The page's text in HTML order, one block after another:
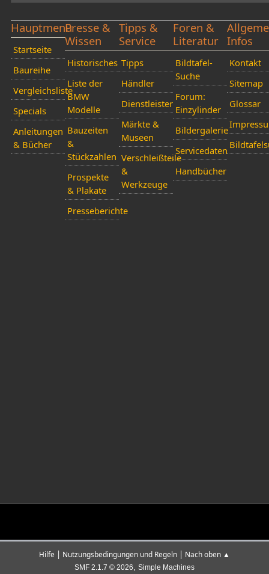
Hauptmenü
Startseite
Baureihe
Vergleichsliste
Specials
Anleitungen
& Bücher
Presse &
Wissen
Historisches
Liste der
BMW
Modelle
Bauzeiten
&
Stückzahlen
Prospekte
& Plakate
Presseberichte
Tipps &
Service
Tipps
Händler
Dienstleister
Märkte &
Museen
Verschleißteile
&
Werkzeuge
Foren &
Literatur
Bildtafel-
Suche
Forum:
Einzylinder
Bildergalerie
Servicedaten
Handbücher
Infos
Kontakt
Sitemap
Glossar
Hilfe | Nutzungsbedingungen und Regeln | Nach oben ▲
SMF 2.1.7 © 2026, Simple Machines